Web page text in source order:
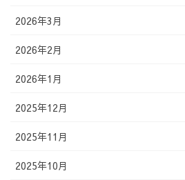
2026年3月
2026年2月
2026年1月
2025年12月
2025年11月
2025年10月